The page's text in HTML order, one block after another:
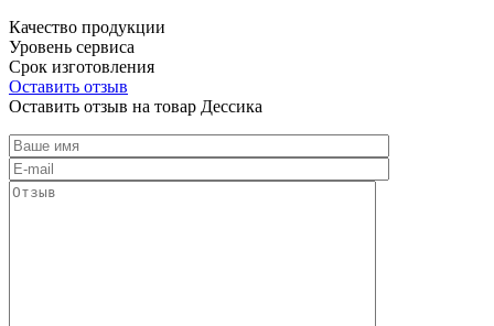
Качество продукции
Уровень сервиса
Срок изготовления
Оставить отзыв
Оставить отзыв на товар Дессика